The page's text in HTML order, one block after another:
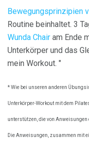
Bewegungsprinzipien
Routine beinhaltet. 3
Wunda Chair am Ende
Unterkörper und das
mein Workout. "
* Wie bei unseren anderen
Unterkörper-Workout mit dem
unterstützen, die von
Die Anweisungen, zusammen mit